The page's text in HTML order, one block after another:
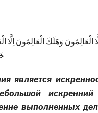
الْعَالِمُونَ وَهَلَكَ الْعَالِمُونَ
является
искренний
выполненных